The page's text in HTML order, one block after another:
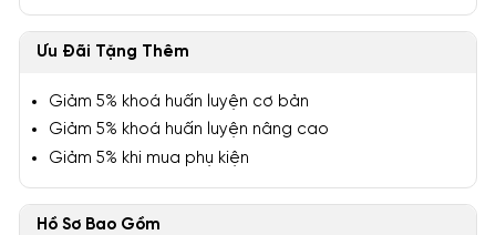
Ưu Đãi Tặng Thêm
Giảm 5% khoá huấn luyện cơ bản
Giảm 5% khoá huấn luyện nâng cao
Giảm 5% khi mua phụ kiện
Hồ Sơ Bao Gồm